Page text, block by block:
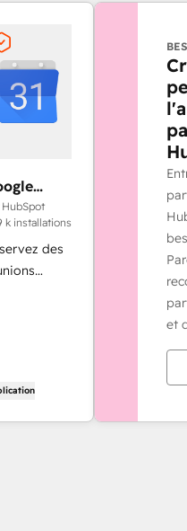
HubSpot
k installations
des
et